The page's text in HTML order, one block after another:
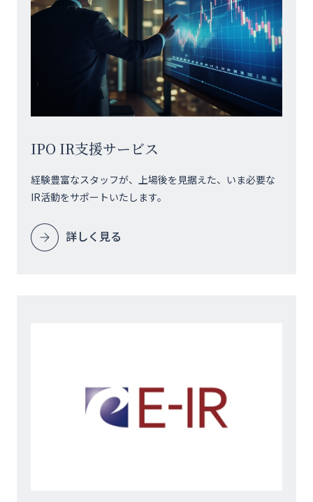
IPO IR支援サービス
経験豊富なスタッフが、上場後を見据えた、いま必要な
IR活動をサポートいたします。
詳しく見る